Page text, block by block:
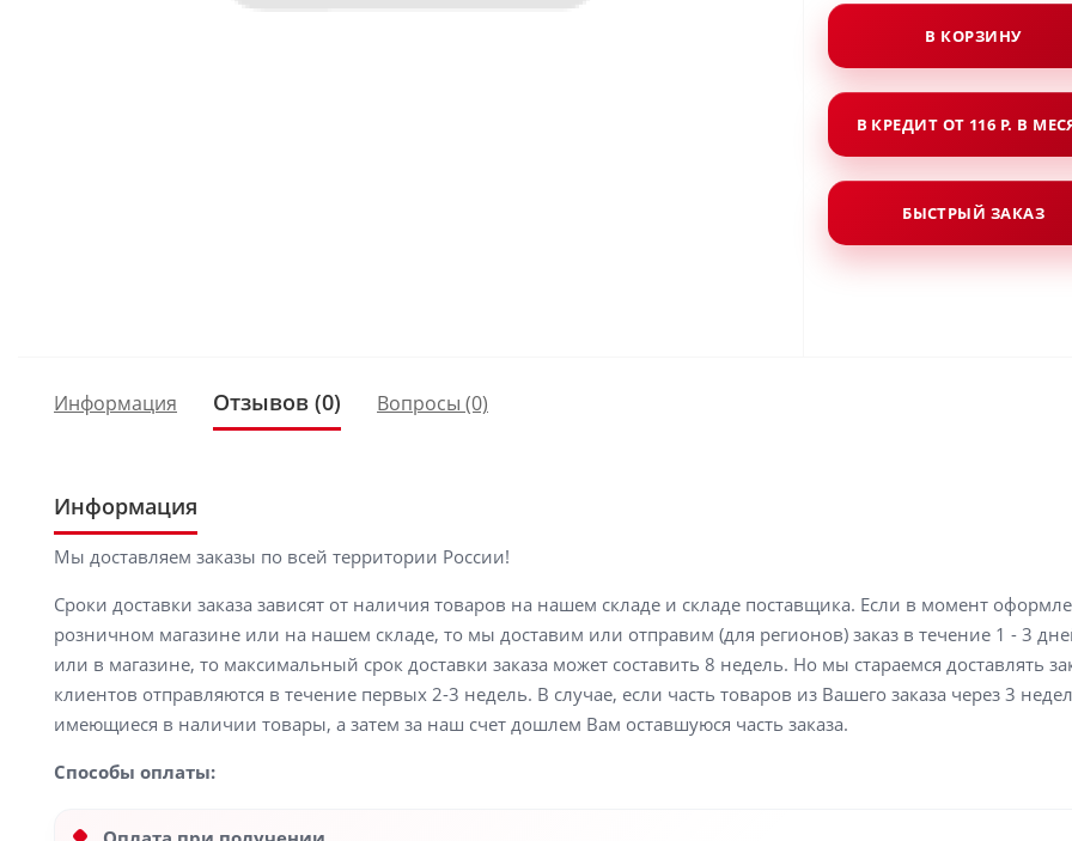
В КОРЗИНУ
В КРЕДИТ ОТ 116 Р. В
БЫСТРЫЙ ЗАКАЗ
Информация Отзывов (0) Вопросы (0)
Информация
Мы доставляем заказы по всей территории России!
Сроки доставки заказа зависят от наличия товаров на нашем складе и складе поставщика. Если в момент
розничном магазине или на нашем складе, то мы доставим или отправим (для регионов) заказ в течение 1 - 3
или в магазине, то максимальный срок доставки заказа может составить 8 недель. Но мы стараемся доставлять
клиентов отправляются в течение первых 2-3 недель. В случае, если часть товаров из Вашего заказа через 3
имеющиеся в наличии товары, а затем за наш счет дошлем Вам оставшуюся часть заказа.
Способы оплаты: